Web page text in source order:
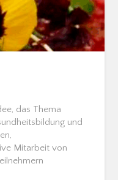
das Thema
und
Mitarbeit von